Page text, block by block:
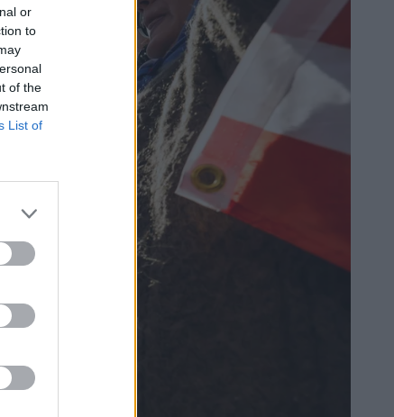
or
to
of the
List of